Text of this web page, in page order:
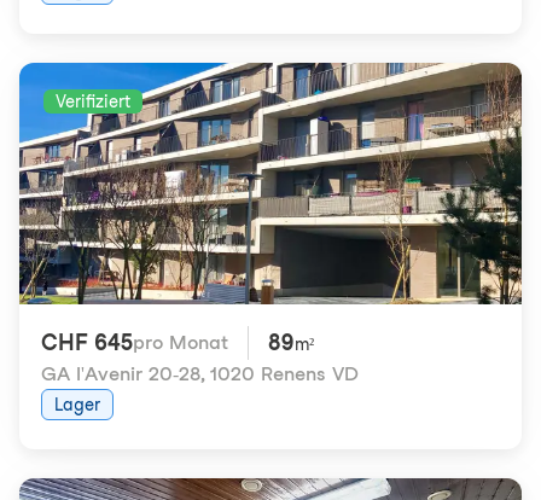
Verifiziert
CHF 645pro Monat 89m²
GA l'Avenir 20-28, 1020 Renens VD
Lager